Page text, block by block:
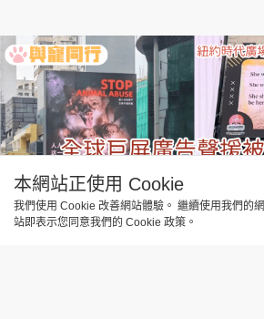
本網站正使用 Cookie
我們使用 Cookie 改善網站體驗。 繼續使用我們的網
站即表示您同意我們的 Cookie 政策。